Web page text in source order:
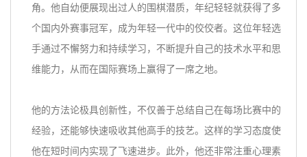
角。他自幼便展现出过人的围棋潜质，年纪轻轻就获得了多
个国内外赛事冠军，成为年轻一代中的佼佼者。这位年轻选
手通过不懈努力和持续学习，不断提升自己的技术水平和思
维能力，从而在国际赛场上赢得了一席之地。
他的方法论极具创新性，不仅善于总结自己在每场比赛中的
经验，还能够快速吸收其他高手的技艺。这样的学习态度使
他在短时间内实现了飞速进步。此外，他还非常注重心理素